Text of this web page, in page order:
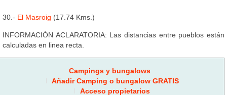
30.- El Masroig (17.74 Kms.)
INFORMACIÓN ACLARATORIA: Las distancias entre pueblos están
calculadas en linea recta.
Campings y bungalows
Añadir Camping o bungalow GRATIS
Acceso propietarios